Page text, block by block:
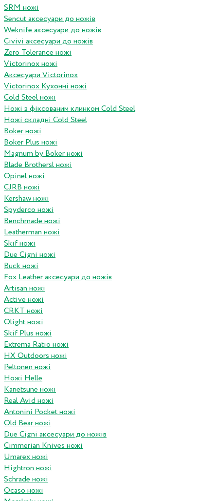
SRM ножі
Sencut аксесуари до ножів
Weknife аксесуари до ножів
Civivi аксесуари до ножів
Zero Tolerance ножі
Victorinox ножі
Аксесуари Victorinox
Victorinox Кухонні ножі
Cold Steel ножі
Ножі з фіксованим клинком Cold Steel
Ножі складні Cold Steel
Boker ножі
Boker Plus ножі
Magnum by Boker ножі
Blade Brothersl ножі
Opinel ножі
CJRB ножі
Kershaw ножі
Spyderco ножі
Benchmade ножі
Leatherman ножі
Skif ножі
Due Cigni ножі
Buck ножі
Fox Leather аксесуари до ножів
Artisan ножі
Active ножі
CRKT ножі
Olight ножі
Skif Plus ножі
Extrema Ratio ножі
HX Outdoors ножі
Peltonen ножі
Ножі Helle
Kanetsune ножі
Real Avid ножі
Antonini Pocket ножі
Old Bear ножі
Due Cigni аксесуари до ножів
Cimmerian Knives ножі
Umarex ножі
Hightron ножі
Schrade ножі
Ocaso ножі